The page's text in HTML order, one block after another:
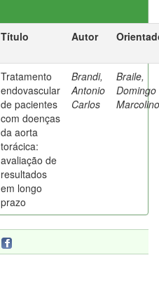
Título Autor
Tratamento
endovascular
de pacientes
com doenças
da aorta
torácica:
avaliação de
resultados
em longo
prazo
Brandi,
Antonio
Carlos
Braile,
Domingo
Marcolino